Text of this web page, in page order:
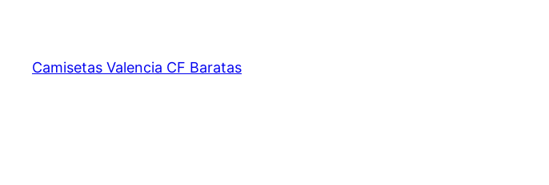
contenido
Camisetas Valencia CF Baratas